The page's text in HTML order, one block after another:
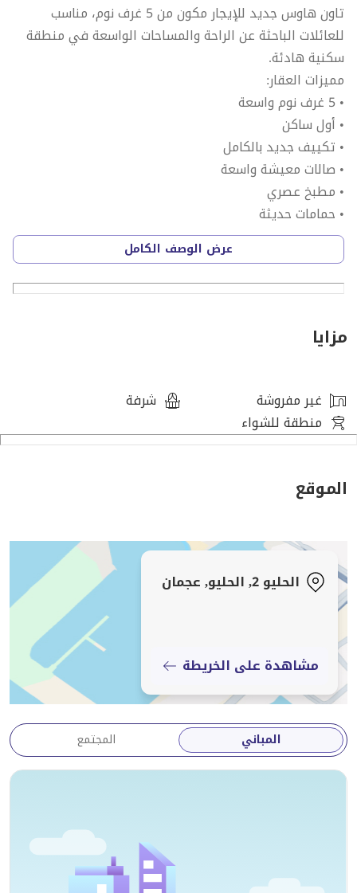
تاون هاوس جديد للإيجار مكون من 5 غرف نوم، مناسب
للعائلات الباحثة عن الراحة والمساحات الواسعة في منطقة
سكنية هادئة.
مميزات العقار:
• 5 غرف نوم واسعة
• أول ساكن
• تكييف جديد بالكامل
• صالات معيشة واسعة
• مطبخ عصري
• حمامات حديثة
• تشطيبات عالية الجودة
• مساحات داخلية مريحة ومضيئة
• منطقة مناسبة للعائلات
يوفر هذا التاون هاوس تصميماً عملياً ومساحات واسعة مع
تشطيبات حديثة تمنح العائلة الراحة والخصوصية، وفرصة
عرض الوصف الكامل
مزايا
غير مفروشة
شرفة
منطقة للشواء
الموقع
الحليو 2, الحليو, عجمان
مشاهدة على الخريطة
المباني المجتمع